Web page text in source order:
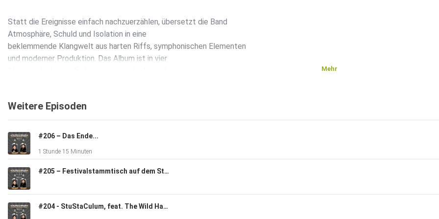
Statt die Ereignisse einfach nachzuerzählen, übersetzt die Band
Atmosphäre, Schuld und Isolation in eine
beklemmende Klangwelt aus harten Riffs, symphonischen Elementen
und moderner Produktion. Das Album ist in vier
erzählerischem Fokus.
Im Gespräch geht es nicht nur um die Musik und den kreativen
Prozess, sondern auch um den realen True-Crime-Fall
Hinterkaifeck, nach dem sich die Band benannt hat.
Links to Swallow
Kaifeck auf Spotify
Mehr
Weitere Episoden
#206 – Das Ende...
1 Stunde 15 Minuten
#205 – Festivalstammtisch auf dem StuStaCulum
#204 - StuStaCulum, feat. The Wild Hawks & Geschichten